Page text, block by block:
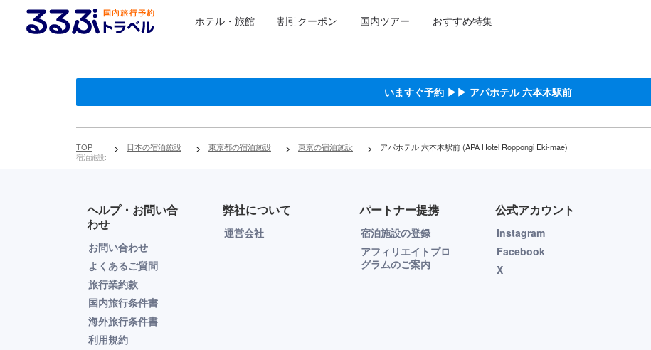
ホテル・旅館 割引クーポン 国内ツアー おすすめ特集
いますぐ予約 ▶▶ アパホテル 六本木駅前
TOP
宿泊施設:
> 日本の宿泊施設 > 東京都の宿泊施設 > 東京の宿泊施設 > アパホテル 六本木駅前 (APA Hotel Roppongi Eki-mae)
ヘルプ・お問い合
わせ
お問い合わせ
よくあるご質問
旅行業約款
国内旅行条件書
海外旅行条件書
利用規約
弊社について
運営会社
パートナー提携
宿泊施設の登録
アフィリエイトプロ
グラムのご案内
公式アカウント
Instagram
Facebook
X